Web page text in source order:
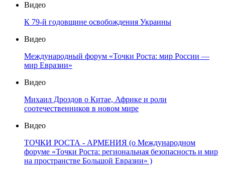
Видео
К 79-й годовщине освобождения Украины
Видео
Международный форум «Точки Роста: мир России —
мир Евразии»
Видео
Михаил Дроздов о Китае, Африке и роли
соотечественников в новом мире
Видео
ТОЧКИ РОСТА - АРМЕНИЯ (о Международном
форуме «Точки Роста: региональная безопасность и мир
на пространстве Большой Евразии» )